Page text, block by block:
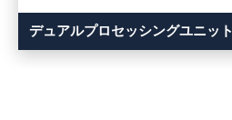
デュアルプロセッシングユニット